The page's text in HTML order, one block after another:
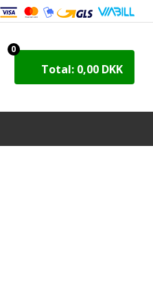
Total: 0,00 DKK
0